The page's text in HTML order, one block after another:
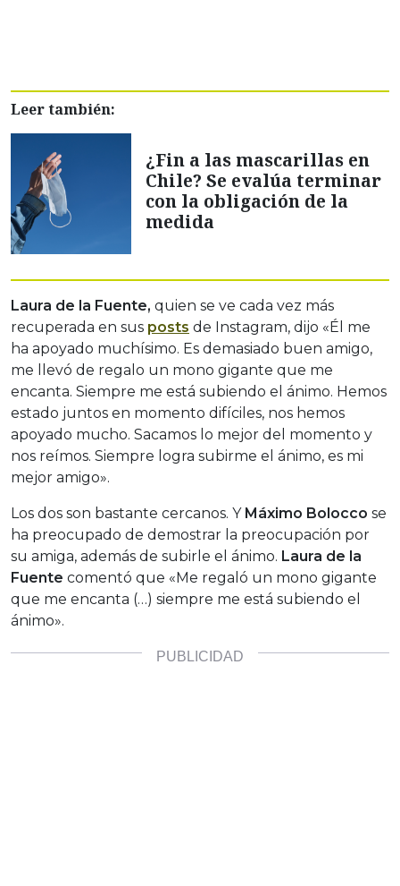
Leer también:
¿Fin a las mascarillas en
Chile? Se evalúa terminar
con la obligación de la
medida
Laura de la Fuente, quien se ve cada vez más
recuperada en sus posts de Instagram, dijo «Él me
ha apoyado muchísimo. Es demasiado buen amigo,
me llevó de regalo un mono gigante que me
encanta. Siempre me está subiendo el ánimo. Hemos
estado juntos en momento difíciles, nos hemos
apoyado mucho. Sacamos lo mejor del momento y
nos reímos. Siempre logra subirme el ánimo, es mi
mejor amigo».
Los dos son bastante cercanos. Y Máximo Bolocco se
ha preocupado de demostrar la preocupación por
su amiga, además de subirle el ánimo. Laura de la
Fuente comentó que «Me regaló un mono gigante
que me encanta (…) siempre me está subiendo el
ánimo».